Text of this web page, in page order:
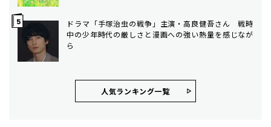
ドラマ「手塚治虫の戦争」主演・高良健吾さん 戦時
中の少年時代の厳しさと漫画への強い熱量を感じなが
ら
人気ランキング⼀覧